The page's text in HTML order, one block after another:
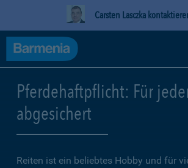
Carsten Lasczka
Pferdehaftpflicht: Für
abgesichert
Reiten ist ein beliebtes Hobby und für